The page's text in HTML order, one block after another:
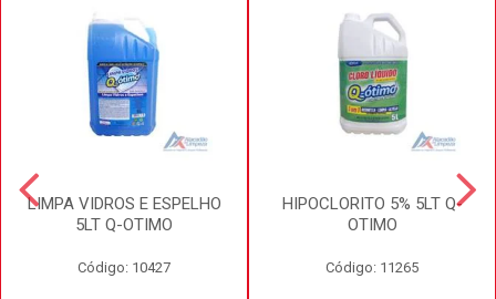
LIMPA VIDROS E ESPELHO
5LT Q-OTIMO
Código: 10427
HIPOCLORITO 5% 5LT Q-
OTIMO
Código: 11265